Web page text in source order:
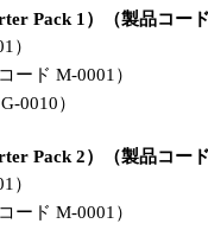
Pack 1）（製品コード
）
ード M-0001）
0010）
Pack 2）（製品コード
）
ード M-0001）